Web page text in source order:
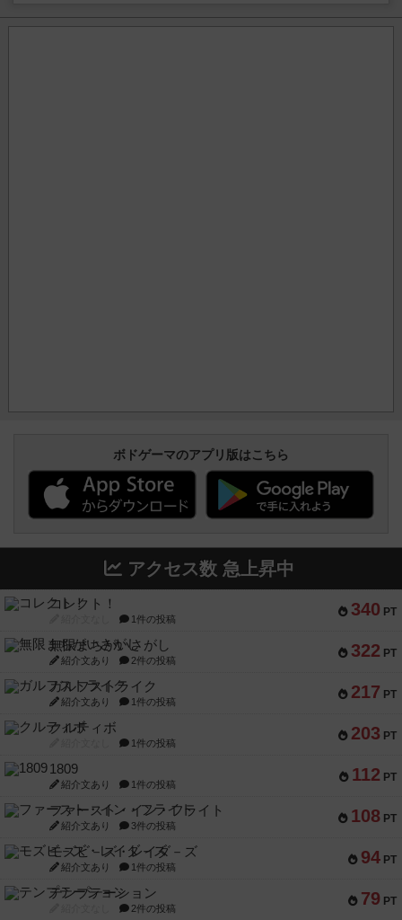
ボドゲーマのアプリ版はこちら
アクセス数 急上昇中
340 PT
コレクト！
1件の投稿
322 PT
無限まちがいさがし
紹介文あり 2件の投稿
217 PT
ガルフストライク
紹介文あり 1件の投稿
203 PT
クルティボ
1件の投稿
112 PT
1809
紹介文あり 1件の投稿
108 PT
ファースト・イン・フライト
紹介文あり 3件の投稿
94 PT
モズビ－ズ・レイダ－ズ
紹介文あり 1件の投稿
79 PT
テンプテーション
2件の投稿